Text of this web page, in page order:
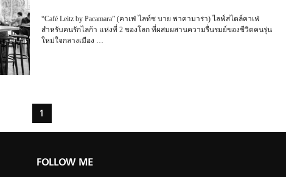
“Café Leitz by Pacamara” (คาเฟ่ ไลท์ซ บาย พาคามาร่า) ไลฟ์สไตล์คาเฟ่
สำหรับคนรักไลก้า แห่งที่ 2 ของโลก ที่ผสมผสานความรื่นรมย์ของชีวิตคนรุ่น
ใหม่ใจกลางเมือง …
1
FOLLOW ME